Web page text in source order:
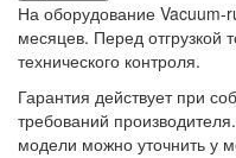
На оборудование Vacuum-
месяцев. Перед отгрузкой
технического контроля.
Гарантия действует при
требований
модели можно уточнить у